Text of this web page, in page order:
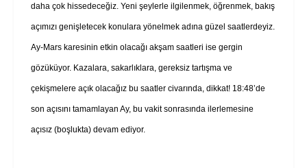
daha çok hissedeceğiz. Yeni şeylerle ilgilenmek, öğrenmek, bakış
açımızı genişletecek konulara yönelmek adına güzel saatlerdeyiz.
Ay-Mars karesinin etkin olacağı akşam saatleri ise gergin
gözüküyor. Kazalara, sakarlıklara, gereksiz tartışma ve
çekişmelere açık olacağız bu saatler civarında, dikkat! 18:48’de
son açısını tamamlayan Ay, bu vakit sonrasında ilerlemesine
açısız (boşlukta) devam ediyor.